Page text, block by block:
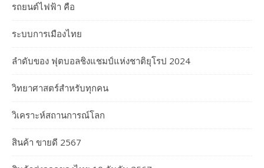
รถยนต์ไฟฟ้า คือ
ระบบการเมืองไทย
ลำดับของ ฟุตบอลชิงแชมป์แห่งชาติยุโรป 2024
วิทยาศาสตร์สำหรับทุกคน
วิเคราะห์สถานการณ์โลก
สินค้า ขายดี 2567